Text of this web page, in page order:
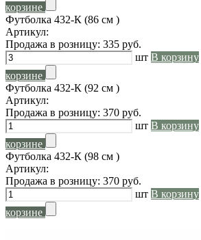
корзине
Футболка 432-К (86 см )
Артикул:
Продажа в розницу: 335 руб.
шт В корзину
корзине
Футболка 432-К (92 см )
Артикул:
Продажа в розницу: 370 руб.
шт В корзину
корзине
Футболка 432-К (98 см )
Артикул:
Продажа в розницу: 370 руб.
шт В корзину
корзине